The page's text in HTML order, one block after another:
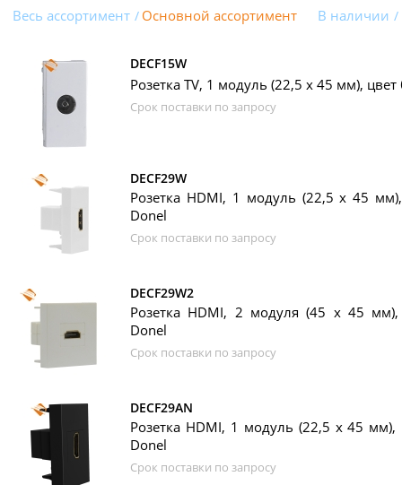
Весь ассортимент Основной ассортимент В наличии
DECF15W
Розетка TV, 1 модуль (22,5 х 45 мм),
Срок поставки по запросу
DECF29W
Розетка HDMI, 1 модуль (22,5 х 45
Donel
Срок поставки по запросу
DECF29W2
Розетка HDMI, 2 модуля (45 х 45
Donel
Срок поставки по запросу
DECF29AN
Розетка HDMI, 1 модуль (22,5 х 45
Donel
Срок поставки по запросу